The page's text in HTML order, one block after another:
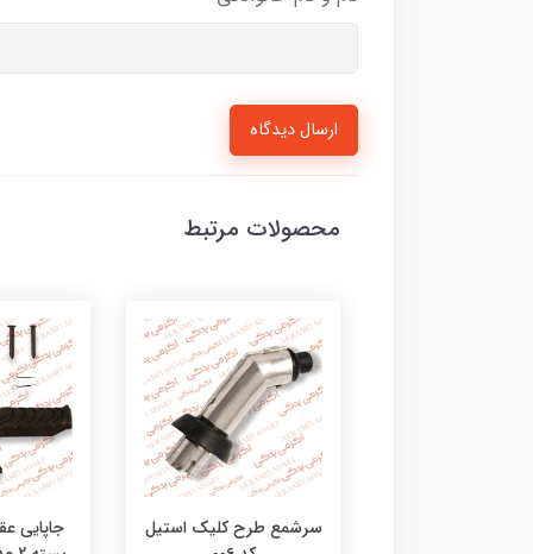
ارسال دیدگاه
محصولات مرتبط
سرشمع طرح کلیک استیل
جاپایی